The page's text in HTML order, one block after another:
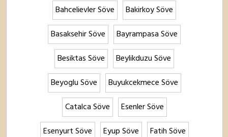
Bahcelievler Söve
Bakirkoy Söve
Basaksehir Söve
Bayrampasa Söve
Besiktas Söve
Beylikduzu Söve
Beyoglu Söve
Buyukcekmece Söve
Catalca Söve
Esenler Söve
Esenyurt Söve
Eyup Söve
Fatih Söve